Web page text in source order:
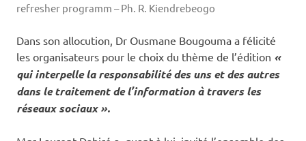
refresher programm – Ph. R. Kiendrebeogo
Dans son allocution, Dr Ousmane Bougouma a félicité
les organisateurs pour le choix du thème de l’édition «
qui interpelle la responsabilité des uns et des autres
dans le traitement de l’information à travers les
réseaux sociaux ».